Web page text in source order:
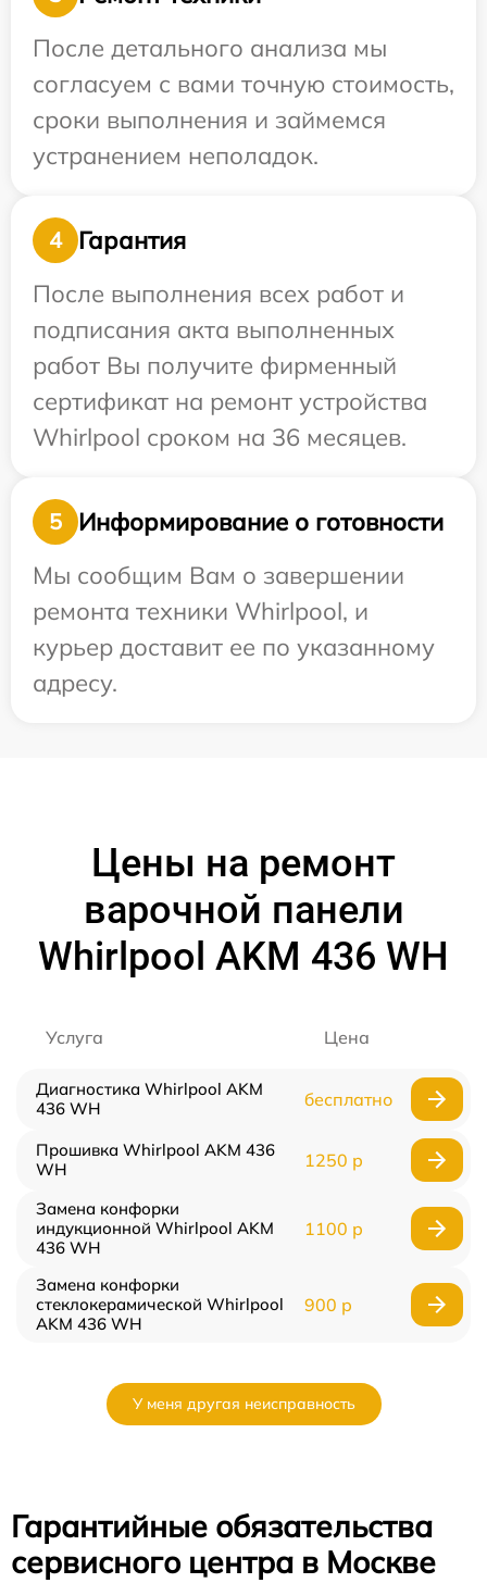
После детального анализа мы
согласуем с вами точную стоимость,
сроки выполнения и займемся
устранением неполадок.
4
Гарантия
После выполнения всех работ и
подписания акта выполненных
работ Вы получите фирменный
сертификат на ремонт устройства
Whirlpool сроком на 36 месяцев.
5
Информирование о готовности
Мы сообщим Вам о завершении
ремонта техники Whirlpool, и
курьер доставит ее по указанному
адресу.
Цены на ремонт
варочной панели
Whirlpool AKM 436 WH
Услуга Цена
Диагностика Whirlpool AKM
436 WH
бесплатно
Прошивка Whirlpool AKM 436
WH
1250 р
Замена конфорки
индукционной Whirlpool AKM
436 WH
1100 р
Замена конфорки
стеклокерамической Whirlpool
AKM 436 WH
900 р
У меня другая неисправность
Гарантийные обязательства
сервисного центра в Москве